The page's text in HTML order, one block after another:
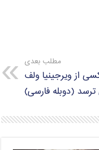
مطلب بعدی
از ویرجینیا ولف
(دوبله فارسی)